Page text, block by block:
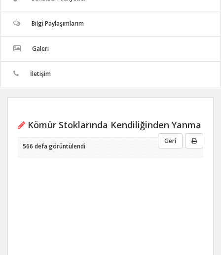
Bilgi Paylaşımlarım
Galeri
İletişim
Kömür Stoklarında Kendiliğinden Yanma
Geri
566 defa görüntülendi